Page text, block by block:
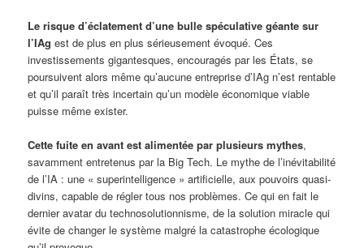
Le risque d’éclatement d’une bulle spéculative géante sur
l’IAg est de plus en plus sérieusement évoqué. Ces
investissements gigantesques, encouragés par les États, se
poursuivent alors même qu’aucune entreprise d’IAg n’est rentable
et qu’il paraît très incertain qu’un modèle économique viable
puisse même exister.
Cette fuite en avant est alimentée par plusieurs mythes,
savamment entretenus par la Big Tech. Le mythe de l’inévitabilité
de l’IA : une « superintelligence » artificielle, aux pouvoirs quasi-
divins, capable de régler tous nos problèmes. Ce qui en fait le
dernier avatar du technosolutionnisme, de la solution miracle qui
évite de changer le système malgré la catastrophe écologique